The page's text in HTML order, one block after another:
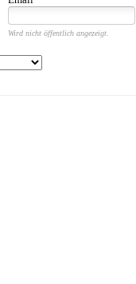
Wird nicht öffentlich angezeigt.